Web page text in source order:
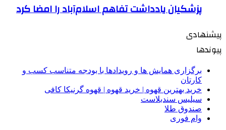
پزشکیان یادداشت تفاهم اسلام‌آباد را امضا کرد
پیشنهادی
پیوندها
برگزاری همایش ها و رویدادها با بودجه متناسب کسب و
کارتان
خرید بهترین قهوه | خرید قهوه | قهوه گرنیکا کافی
سیلیس سندبلاست
صندوق طلا
وام فوری